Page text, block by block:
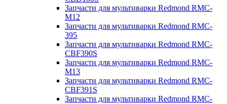
Запчасти для мультиварки Redmond RMC-
M12
Запчасти для мультиварки Redmond RMC-
395
Запчасти для мультиварки Redmond RMC-
CBF390S
Запчасти для мультиварки Redmond RMC-
M13
Запчасти для мультиварки Redmond RMC-
CBF391S
Запчасти для мультиварки Redmond RMC-